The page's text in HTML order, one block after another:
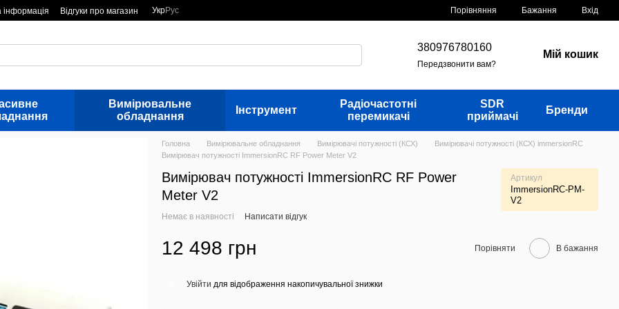
інформація Відгуки про магазин УкрРус Порівняння Бажання Вхід
380976780160
Передзвонити вам?
Мій кошик
Вимірювальне
обладнання
Інструмент
Радіочастотні
перемикачі
SDR
приймачі
Бренди
Головна Вимірювальне обладнання Вимірювачі потужності (КСХ)
Вимірювачі потужності (КСХ) immersionRC
Вимірювач потужності ImmersionRC RF Power Meter V2
Вимірювач потужності ImmersionRC RF Power
Meter V2
Артикул
ImmersionRC-PM-
V2
Немає в наявності Написати відгук
12 498 грн Порівняти В бажання
Увійти для відображення накопичувальної знижки